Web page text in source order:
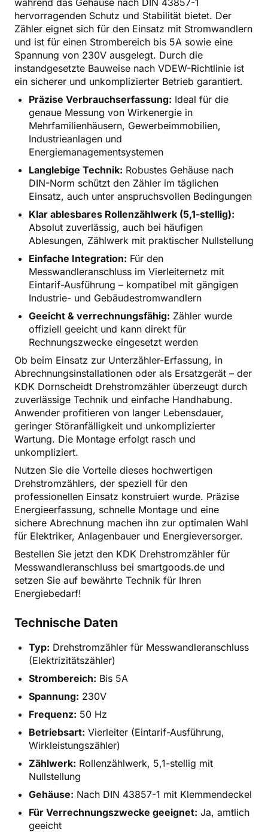
hervorragenden Schutz und Stabilität bietet. Der
Zähler eignet sich für den Einsatz mit Stromwandlern
und ist für einen Strombereich bis 5A sowie eine
Spannung von 230V ausgelegt. Durch die
instandgesetzte Bauweise nach VDEW-Richtlinie ist
ein sicherer und unkomplizierter Betrieb garantiert.
Präzise Verbrauchserfassung: Ideal für die
genaue Messung von Wirkenergie in
Mehrfamilienhäusern, Gewerbeimmobilien,
Industrieanlagen und
Energiemanagementsystemen
Langlebige Technik: Robustes Gehäuse nach
DIN-Norm schützt den Zähler im täglichen
Einsatz, auch unter anspruchsvollen Bedingungen
Klar ablesbares Rollenzählwerk (5,1-stellig):
Absolut zuverlässig, auch bei häufigen
Ablesungen, Zählwerk mit praktischer Nullstellung
Einfache Integration: Für den
Messwandleranschluss im Vierleiternetz mit
Eintarif-Ausführung – kompatibel mit gängigen
Industrie- und Gebäudestromwandlern
Geeicht & verrechnungsfähig: Zähler wurde
offiziell geeicht und kann direkt für
Rechnungszwecke eingesetzt werden
Ob beim Einsatz zur Unterzähler-Erfassung, in
Abrechnungsinstallationen oder als Ersatzgerät – der
KDK Dornscheidt Drehstromzähler überzeugt durch
zuverlässige Technik und einfache Handhabung.
Anwender profitieren von langer Lebensdauer,
geringer Störanfälligkeit und unkomplizierter
Wartung. Die Montage erfolgt rasch und
unkompliziert.
Nutzen Sie die Vorteile dieses hochwertigen
Drehstromzählers, der speziell für den
professionellen Einsatz konstruiert wurde. Präzise
Energieerfassung, schnelle Montage und eine
sichere Abrechnung machen ihn zur optimalen Wahl
für Elektriker, Anlagenbauer und Energieversorger.
Bestellen Sie jetzt den KDK Drehstromzähler für
Messwandleranschluss bei smartgoods.de und
setzen Sie auf bewährte Technik für Ihren
Energiebedarf!
Technische Daten
Typ: Drehstromzähler für Messwandleranschluss
(Elektrizitätszähler)
Strombereich: Bis 5A
Spannung: 230V
Frequenz: 50 Hz
Betriebsart: Vierleiter (Eintarif-Ausführung,
Wirkleistungszähler)
Zählwerk: Rollenzählwerk, 5,1-stellig mit
Nullstellung
Gehäuse: Nach DIN 43857-1 mit Klemmendeckel
Für Verrechnungszwecke geeignet: Ja, amtlich
geeicht